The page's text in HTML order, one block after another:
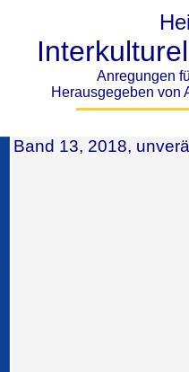
Anregungen
Herausgegeben von
Band 13, 2018,